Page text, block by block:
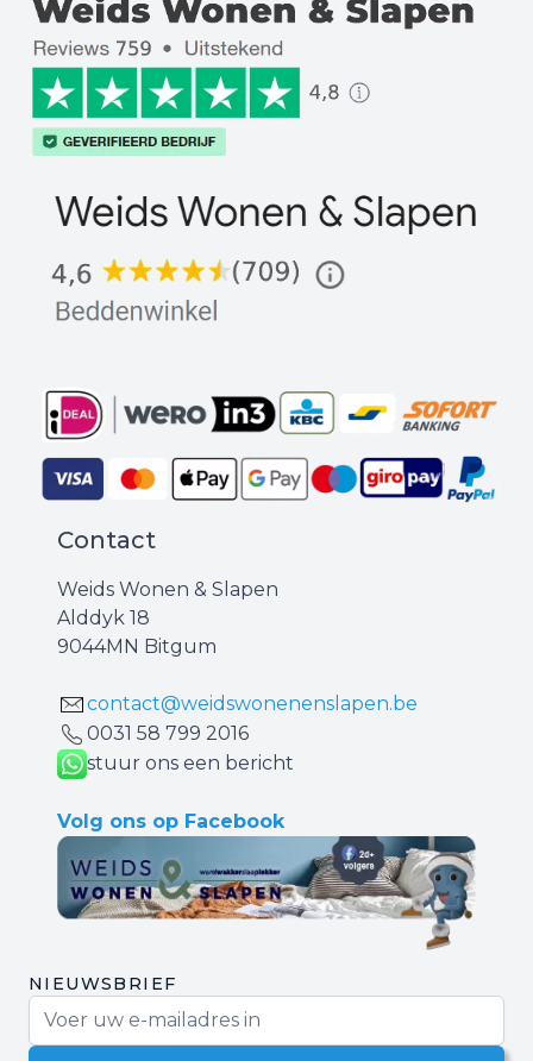
Contact
Weids Wonen & Slapen
Alddyk 18
9044MN Bitgum
contact@weidswonenenslapen.be
0031 ‪58 799 2016‬
stuur ons een bericht
Volg ons op Facebook
NIEUWSBRIEF